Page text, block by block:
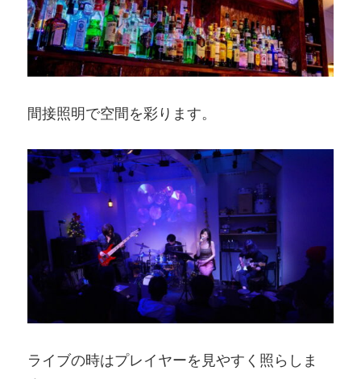
間接照明で空間を彩ります。
ライブの時はプレイヤーを見やすく照らしま